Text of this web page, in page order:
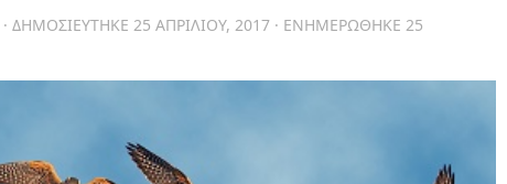
· ΔΗΜΟΣΙΕΎΤΗΚΕ 25 ΑΠΡΙΛΊΟΥ, 2017 · ΕΝΗΜΕΡΏΘΗΚΕ 25